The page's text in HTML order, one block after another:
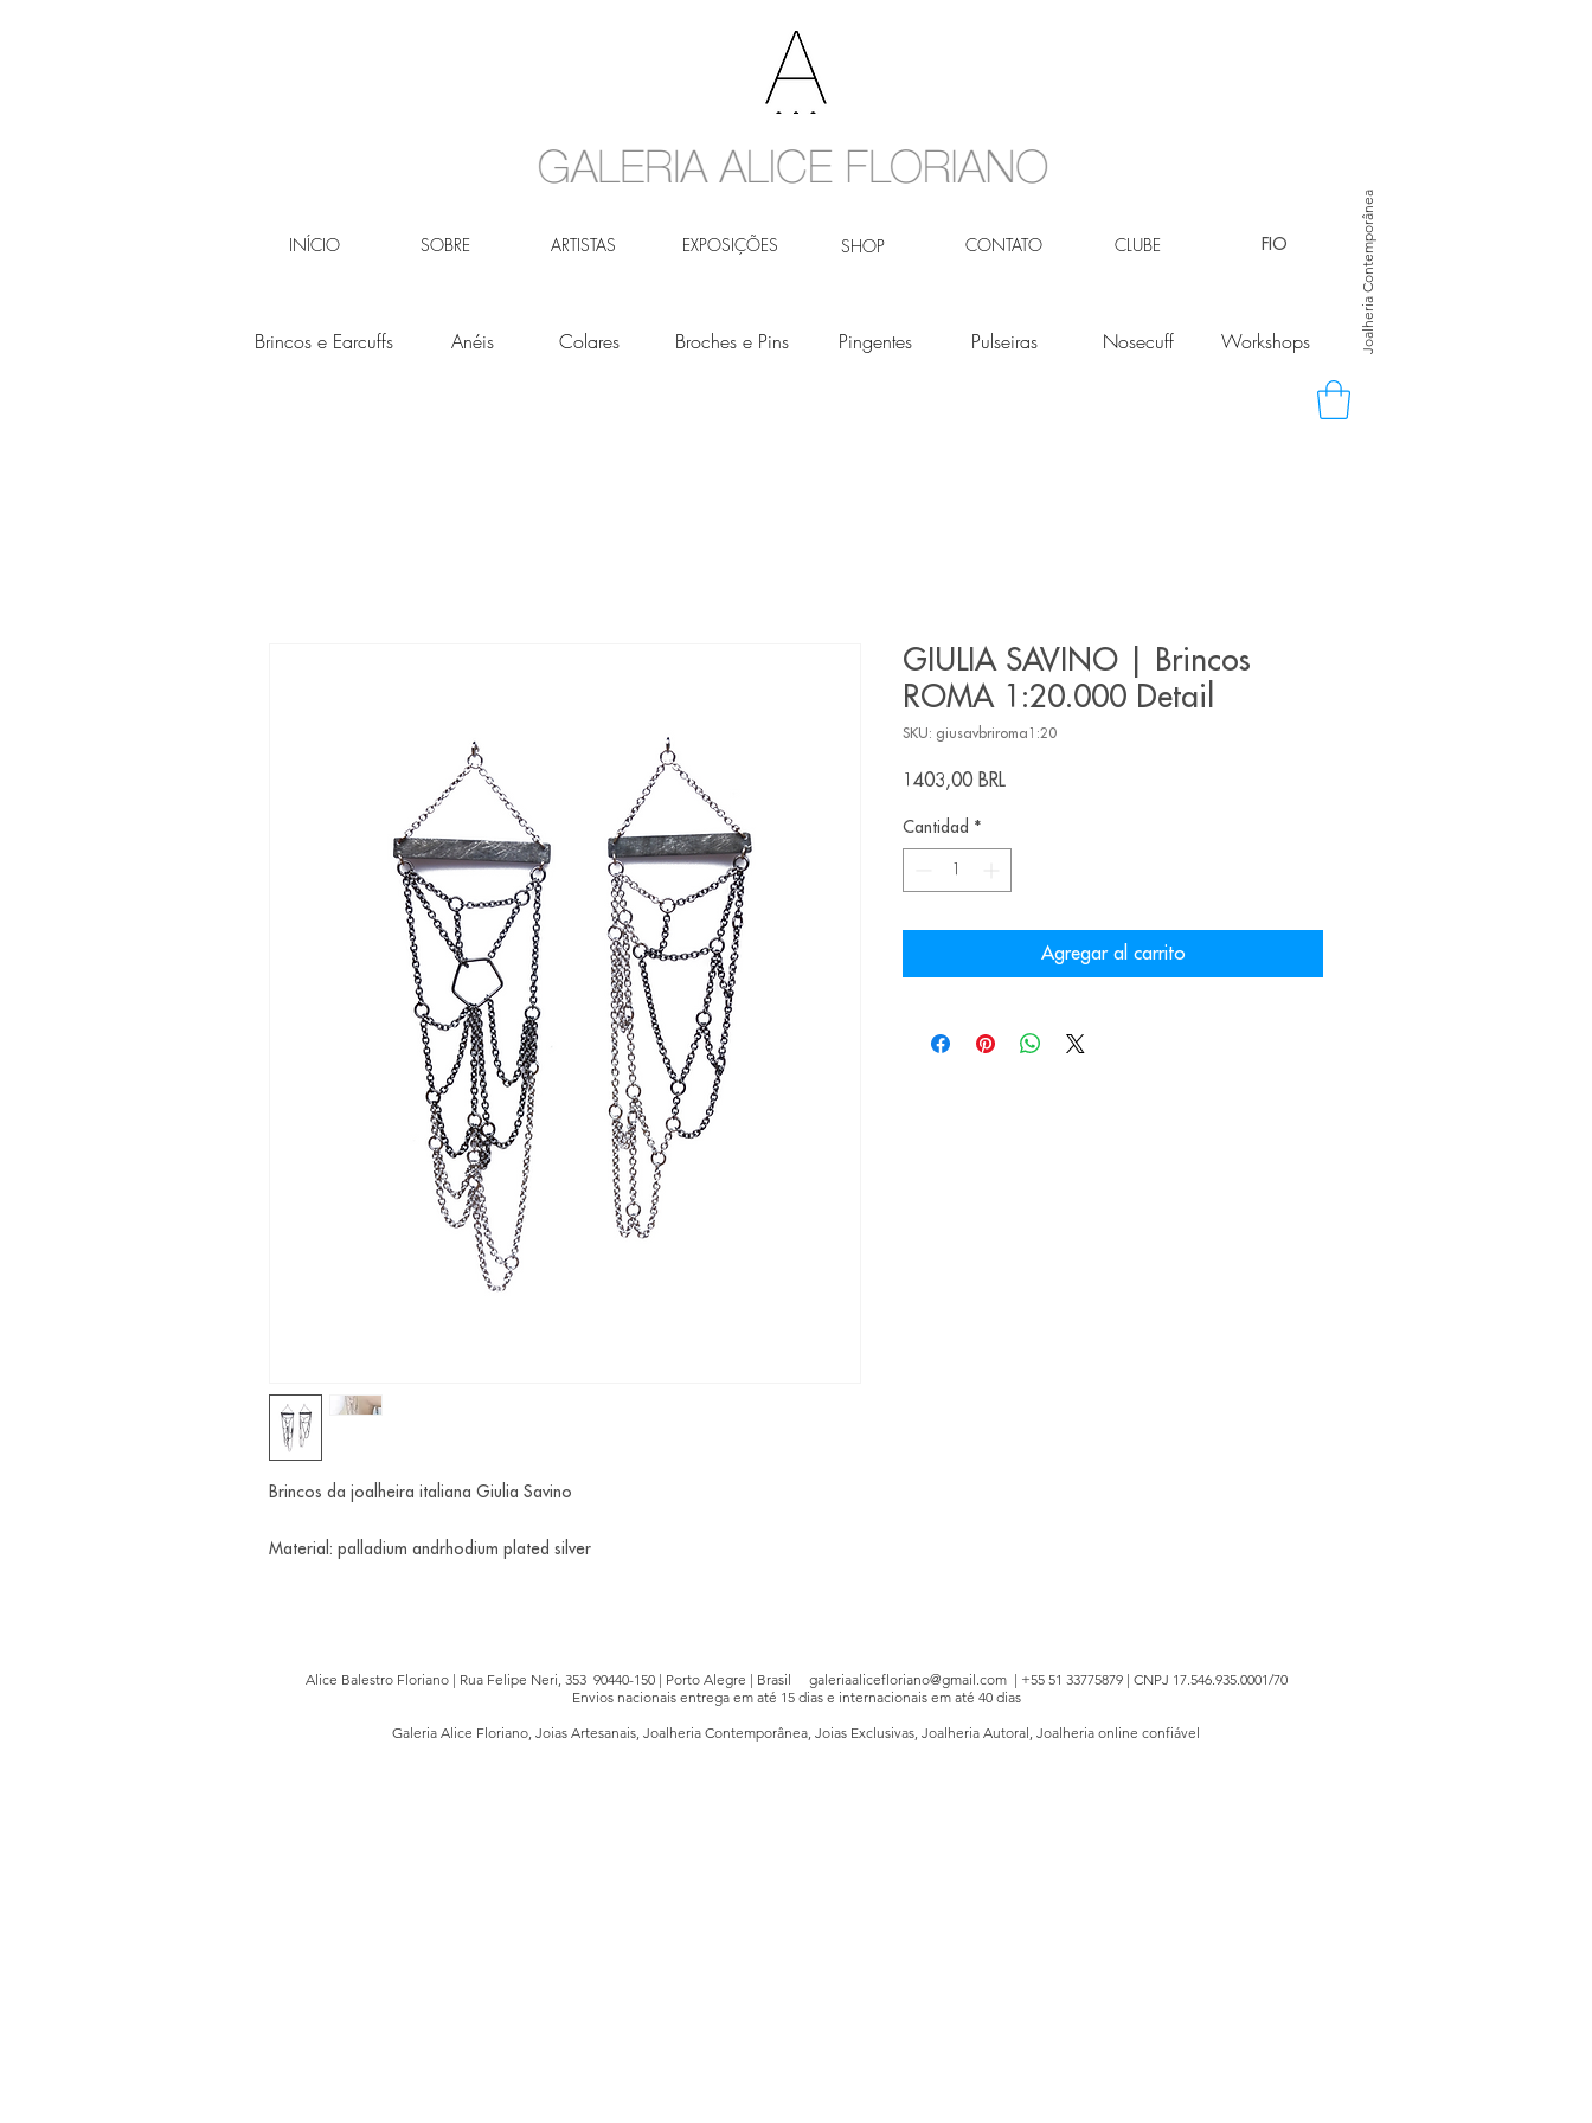
INÍCIO SOBRE ARTISTAS EXPOSIÇÕES SHOP CONTATO CLUBE Joalheria Contemporânea
FIO
Brincos e Earcuffs Anéis Colares Broches e Pins Pingentes Pulseiras Nosecuff Workshops
Brincos da joalheira italiana Giulia Savino
Material: palladium andrhodium plated silver
GIULIA SAVINO | Brincos
ROMA 1:20.000 Detail
SKU: giusavbriroma1:20
1403,00 BRLPrecio
Cantidad *
Agregar al carrito
Alice Balestro Floriano | Rua Felipe Neri, 353 90440-150 | Porto Alegre | Brasil galeriaalicefloriano@gmail.com| +55 51 33775879 | CNPJ 17.546.935.0001/70
Envios nacionais entrega em até 15 dias e internacionais em até 40 dias
Galeria Alice Floriano, Joias Artesanais, Joalheria Contemporânea, Joias Exclusivas, Joalheria Autoral, Joalheria online confiável